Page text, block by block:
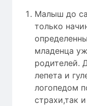
Малыш до
только
младенца
родителей.
лепета и
логопедом
страхи,так